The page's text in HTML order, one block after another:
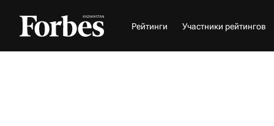
Рейтинги Участники рейтингов